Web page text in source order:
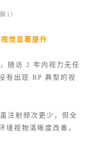
1）
觉显著提升
随访 2 年内视力无任
有出现 RP 典型的视
注射频次更少，但全
境视物清晰度改善，